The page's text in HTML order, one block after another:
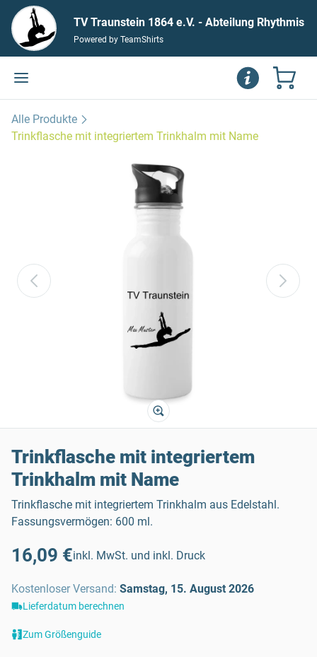
TV Traunstein 1864 e.V. - Abteilung Rhythmis
che Gymnastik/Gymnastik und Tanz
Powered by TeamShirts
Alle Produkte
Trinkflasche mit integriertem Trinkhalm mit Name
Trinkflasche mit integriertem
Trinkhalm mit Name
Trinkflasche mit integriertem Trinkhalm aus Edelstahl.
Fassungsvermögen: 600 ml.
16,09 €inkl. MwSt. und inkl. Druck
Kostenloser Versand: Samstag, 15. August 2026
Lieferdatum berechnen
Zum Größenguide